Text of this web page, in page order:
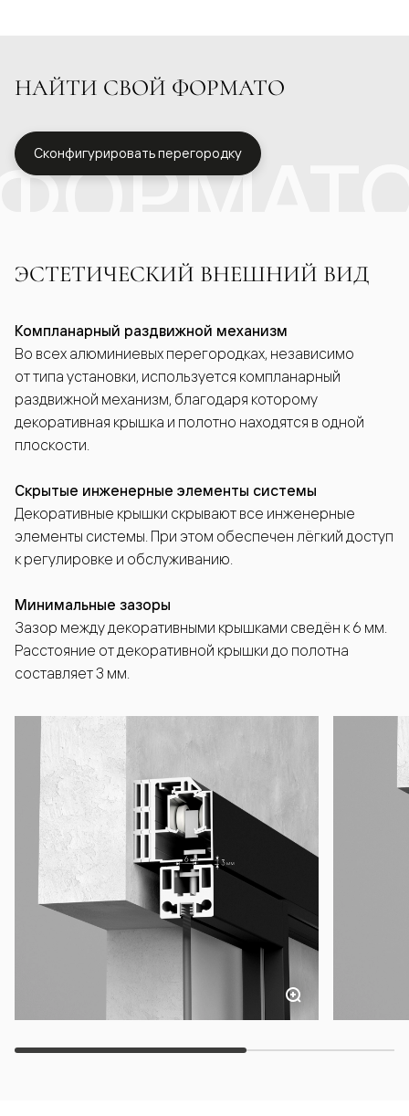
НАЙТИ СВОЙ ФОРМАТО
Сконфигурировать перегородку
ЭСТЕТИЧЕСКИЙ ВНЕШНИЙ ВИД
Компланарный раздвижной механизм
Во всех алюминиевых перегородках, независимо
от типа установки, используется компланарный
раздвижной механизм, благодаря которому
декоративная крышка и полотно находятся в одной
плоскости.
Скрытые инженерные элементы системы
Декоративные крышки скрывают все инженерные
элементы системы. При этом обеспечен лёгкий доступ
к регулировке и обслуживанию.
Минимальные зазоры
Зазор между декоративными крышками сведён к 6 мм.
Расстояние от декоративной крышки до полотна
составляет 3 мм.